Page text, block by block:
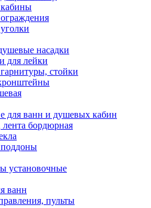
насадки
для лейки
стойки
для ванн и душевых кабин
бордюрная
установочные
ванн
пульты